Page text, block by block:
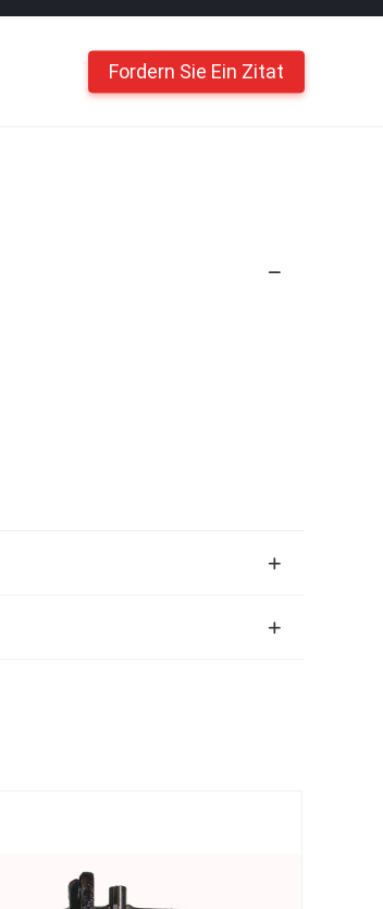
Fordern Sie Ein Zitat